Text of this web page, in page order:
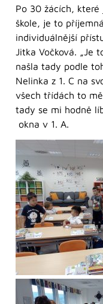
Po 30 žácích,
škole, je to
individuálnější
Jitka Vočková. „Je
našla tady podle
Nelinka z 1. C na
všech třídách to
tady se mi hodně
okna v 1. A.